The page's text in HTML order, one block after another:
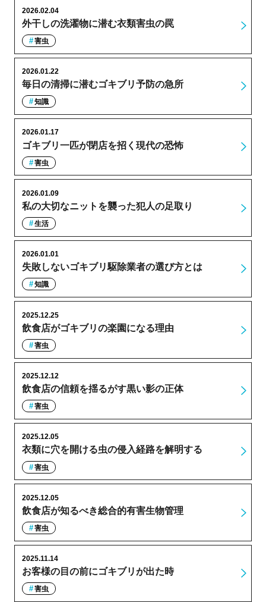
外干しの洗濯物に潜む衣類害虫の罠
2026.02.04
害虫
毎日の清掃に潜むゴキブリ予防の急所
2026.01.22
知識
ゴキブリ一匹が閉店を招く現代の恐怖
2026.01.17
害虫
私の大切なニットを襲った犯人の足取り
2026.01.09
生活
失敗しないゴキブリ駆除業者の選び方とは
2026.01.01
知識
飲食店がゴキブリの楽園になる理由
2025.12.25
害虫
飲食店の信頼を揺るがす黒い影の正体
2025.12.12
害虫
衣類に穴を開ける虫の侵入経路を解明する
2025.12.05
害虫
飲食店が知るべき総合的有害生物管理
2025.12.05
害虫
お客様の目の前にゴキブリが出た時
2025.11.14
害虫